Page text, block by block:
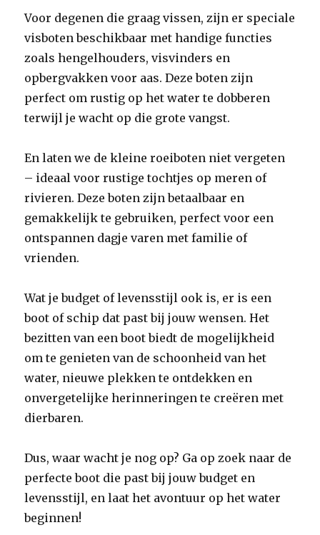
Voor degenen die graag vissen, zijn er speciale
visboten beschikbaar met handige functies
zoals hengelhouders, visvinders en
opbergvakken voor aas. Deze boten zijn
perfect om rustig op het water te dobberen
terwijl je wacht op die grote vangst.
En laten we de kleine roeiboten niet vergeten
– ideaal voor rustige tochtjes op meren of
rivieren. Deze boten zijn betaalbaar en
gemakkelijk te gebruiken, perfect voor een
ontspannen dagje varen met familie of
vrienden.
Wat je budget of levensstijl ook is, er is een
boot of schip dat past bij jouw wensen. Het
bezitten van een boot biedt de mogelijkheid
om te genieten van de schoonheid van het
water, nieuwe plekken te ontdekken en
onvergetelijke herinneringen te creëren met
dierbaren.
Dus, waar wacht je nog op? Ga op zoek naar de
perfecte boot die past bij jouw budget en
levensstijl, en laat het avontuur op het water
beginnen!